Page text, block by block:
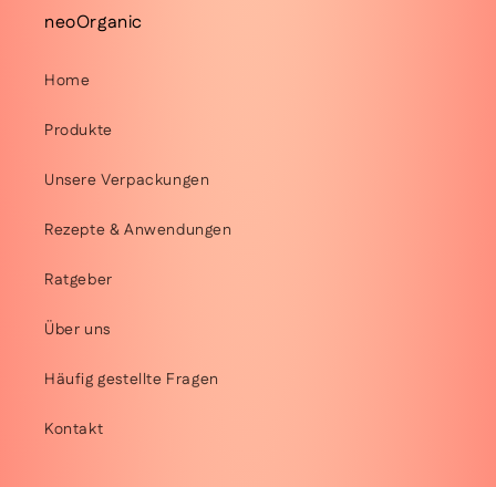
neoOrganic
Home
Produkte
Unsere Verpackungen
Rezepte & Anwendungen
Ratgeber
Über uns
Häufig gestellte Fragen
Kontakt